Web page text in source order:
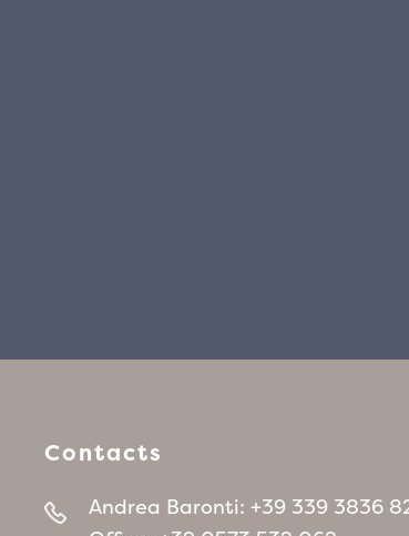
Contacts
Andrea Baronti: +39 339 3836